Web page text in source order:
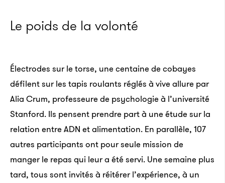
Le poids de la volonté
Électrodes sur le torse, une centaine de cobayes
défilent sur les tapis roulants réglés à vive allure par
Alia Crum, professeure de psychologie à l’université
Stanford. Ils pensent prendre part à une étude sur la
relation entre ADN et alimentation. En parallèle, 107
autres participants ont pour seule mission de
manger le repas qui leur a été servi. Une semaine plus
tard, tous sont invités à réitérer l’expérience, à un